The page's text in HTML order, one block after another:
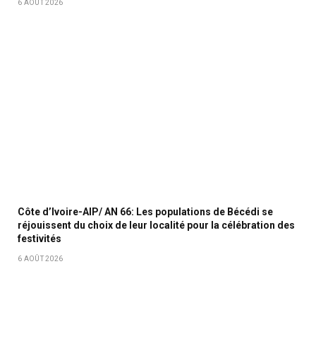
6 AOÛT 2026
Côte d’Ivoire-AIP/ AN 66: Les populations de Bécédi se
réjouissent du choix de leur localité pour la célébration des
festivités
6 AOÛT 2026